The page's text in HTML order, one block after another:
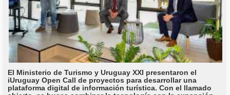
El Ministerio de Turismo y Uruguay XXI presentaron el
iUruguay Open Call de proyectos para desarrollar una
plataforma digital de información turística. Con el llamado